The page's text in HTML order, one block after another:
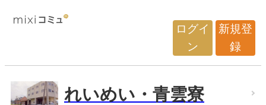
ログイ
ン
新規登
録
れいめい・青雲寮